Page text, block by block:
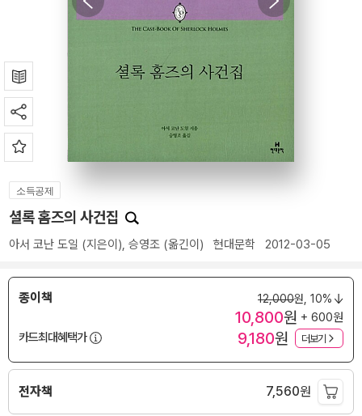
소득공제
셜록 홈즈의 사건집
아서 코난 도일 (지은이), 승영조 (옮긴이)현대문학 2012-03-05
종이책 12,000원, 10%
10,800원 + 600원
카드최대혜택가
9,180원 더보기
전자책 7,560원